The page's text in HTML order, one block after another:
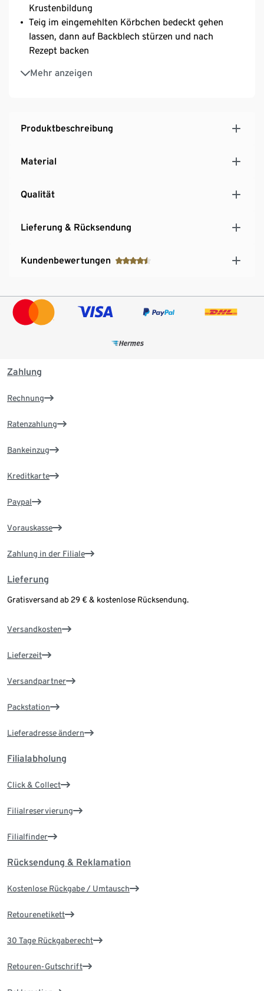
Krustenbildung
Teig im eingemehlten Körbchen bedeckt gehen
lassen, dann auf Backblech stürzen und nach
Rezept backen
Mehr anzeigen
Auch als Brotkorb nutzbar
Geeignet zur Herstellung von Brotlaiben mit 700 g
verwendbar
Rezeptvorschläge online abrufbar
Produktbeschreibung
Material
Qualität
Lieferung & Rücksendung
Kundenbewertungen
Zahlung
Rechnung
Ratenzahlung
Bankeinzug
Kreditkarte
Paypal
Vorauskasse
Zahlung in der Filiale
Lieferung
Gratisversand ab 29 € & kostenlose Rücksendung.
Versandkosten
Lieferzeit
Versandpartner
Packstation
Lieferadresse ändern
Filialabholung
Click & Collect
Filialreservierung
Filialfinder
Rücksendung & Reklamation
Kostenlose Rückgabe / Umtausch
Retourenetikett
30 Tage Rückgaberecht
Retouren-Gutschrift